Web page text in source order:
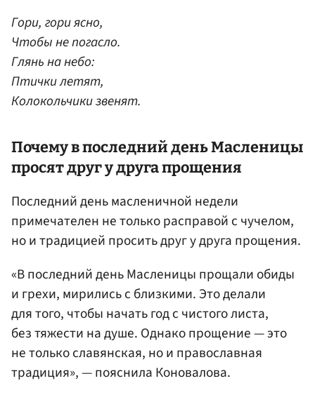
Гори, гори ясно,
Чтобы не погасло.
Глянь на небо:
Птички летят,
Колокольчики звенят.
Почему в последний день Масленицы
просят друг у друга прощения
Последний день масленичной недели
примечателен не только расправой с чучелом,
но и традицией просить друг у друга прощения.
«В последний день Масленицы прощали обиды
и грехи, мирились с близкими. Это делали
для того, чтобы начать год с чистого листа,
без тяжести на душе. Однако прощение — это
не только славянская, но и православная
традиция», — пояснила Коновалова.